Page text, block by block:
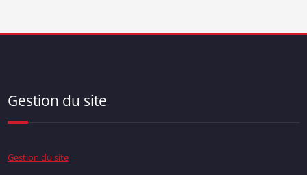
Gestion du site
Gestion du site